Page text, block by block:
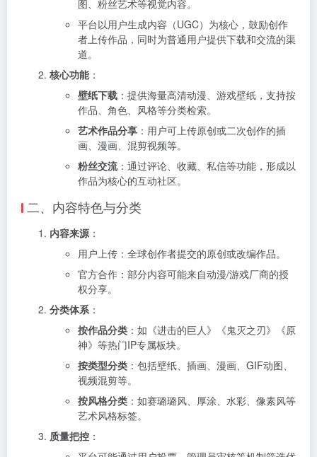
图、粉丝艺术等视觉内容。
平台以用户生成内容（UGC）为核心，鼓励创作
者上传作品，同时为普通用户提供下载和交流的渠
道。
核心功能：
壁纸下载 ：提供海量高清动漫、游戏壁纸，支持按
作品、角色、风格等分类检索。
艺术作品分享 ：用户可上传原创或二次创作的插
画、漫画、混剪视频等。
粉丝交流：通过评论、收藏、私信等功能，形成以
作品为核心的互动社区。
二、内容特色与分类
内容来源 ：
用户上传：全球创作者提交的原创或改编作品。
官方合作：部分内容可能来自动漫/游戏厂商的授
权分享。
分类体系 ：
按作品分类 ：如《进击的巨人》《鬼灭之刃》《原
神》等热门IP专属板块。
按类型分类 ：包括壁纸、插画、漫画、GIF动图、
视频混剪等。
按风格分类 ：如赛璐璐风、厚涂、水彩、像素风等
艺术风格标签。
质量把控 ：